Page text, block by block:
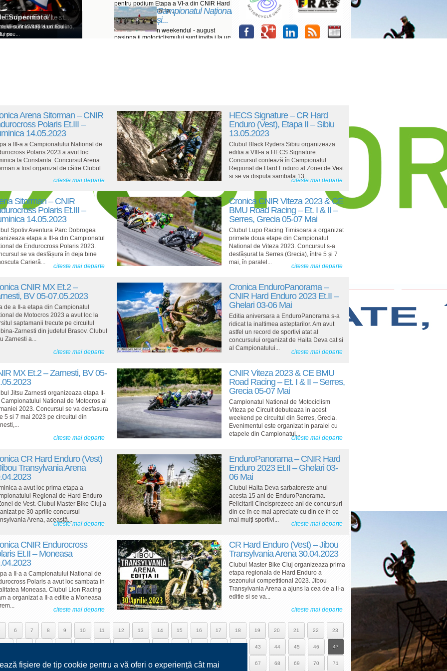
fișiere de tip cookie pentru a vă oferi o experiență cât mai
pentru podium Etapa a VI-a din CNIR Hard
Enduro programat la ...Campionatul Național
și...
n weekendul - august
pasiona ii motociclismului sunt invita i la un
GP-7...
Ring
- Ultimul test...
Dirt Track vor concura în
Enduro Et. VI -...
VI-a din CNIR Hard Enduro,
vine...
Supermoto...
sunt invitați la un nou
pe...
Arena Sitorman – CNIR
Polaris Et.III –
14.05.2023
a III-a a Campionatului National de
Polaris 2023 a avut loc
la Constanta. Concursul Arena
a fost organizat de către Clubul
citeste mai departe
HECS Signature – CR Hard
Enduro (Vest), Etapa II – Sibiu
13.05.2023
Clubul Black Ryders Sibiu organizeaza
editia a VIII-a a HECS Signature.
Concursul contează în Campionatul
Regional de Hard Enduro al Zonei de Vest
si se va disputa sambata 13...
citeste mai departe
Sitorman – CNIR
Polaris Et.III –
14.05.2023
Spotiv Aventura Parc Dobrogea
etapa a III-a din Campionatul
de Endurocross Polaris 2023.
se va desfășura în deja bine
Carieră...
citeste mai departe
Cronica CNIR Viteza 2023 & CE
BMU Road Racing – Et. I & II –
Serres, Grecia 05-07 Mai
Clubul Lupo Racing Timisoara a organizat
primele doua etape din Campionatul
National de Viteza 2023. Concursul s-a
desfășurat la Serres (Grecia), între 5 și 7
mai, în paralel...
citeste mai departe
CNIR MX Et.2 –
BV 05-07.05.2023
de a II-a etapa din Campionatul
de Motocros 2023 a avut loc la
saptamanii trecute pe circuitul
Zarnesti din judetul Brasov. Clubul
Zarnesti a...
citeste mai departe
Cronica EnduroPanorama –
CNIR Hard Enduro 2023 Et.II –
Ghelari 03-06 Mai
Editia aniversara a EnduroPanorama s-a
ridicat la inaltimea asteptarilor. Am avut
astfel un record de sportivi atat al
concursului organizat de Haita Deva cat si
al Campionatului...
citeste mai departe
MX Et.2 – Zarnesti, BV 05-
Jitsu Zarnesti organizeaza etapa II-
National de Motocros al
2023. Concursul se va desfasura
5 si 7 mai 2023 pe circuitul din
citeste mai departe
CNIR Viteza 2023 & CE BMU
Road Racing – Et. I & II – Serres,
Grecia 05-07 Mai
Campionatul National de Motociclism
Viteza pe Circuit debuteaza in acest
weekend pe circuitul din Serres, Grecia.
Evenimentul este organizat in paralel cu
etapele din Campionatul...
citeste mai departe
CR Hard Enduro (Vest)
Transylvania Arena
a avut loc prima etapa a
Regional de Hard Enduro
de Vest. Clubul Master Bike Cluj a
pe 30 aprilie concursul
Arena, această...
citeste mai departe
EnduroPanorama – CNIR Hard
Enduro 2023 Et.II – Ghelari 03-
06 Mai
Clubul Haita Deva sarbatoreste anul
acesta 15 ani de EnduroPanorama.
Felicitari! Cincisprezece ani de concursuri
din ce în ce mai apreciate cu din ce în ce
mai mulți sportivi...
citeste mai departe
CNIR Endurocross
Et.II – Moneasa
a II-a a Campionatului National de
Polaris a avut loc sambata in
Moneasa. Clubul Lion Racing
a organizat a II-a editie a Moneasa
citeste mai departe
CR Hard Enduro (Vest) – Jibou
Transylvania Arena 30.04.2023
Clubul Master Bike Cluj organizeaza prima
etapa regionala de Hard Enduro a
sezonului competitional 2023. Jibou
Transylvania Arena a ajuns la cea de a II-a
editie si se va...
citeste mai departe
6 7 8 9 10 11 12 13 14 15 16 17 18 19 20 21 22 23
43 44 45 46 47
54 55 56 57 58 59 60 61 62 63 64 65 67 68 69 70 71